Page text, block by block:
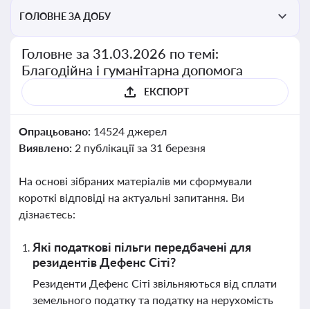
ГОЛОВНЕ ЗА ДОБУ
Головне за 31.03.2026 по темі:
Благодійна і гуманітарна допомога
ЕКСПОРТ
Опрацьовано: 14524 джерел
Виявлено: 2 публікації за 31 березня
На основі зібраних матеріалів ми сформували
короткі відповіді на актуальні запитання. Ви
дізнаєтесь:
Які податкові пільги передбачені для
резидентів Дефенс Сіті?
Резиденти Дефенс Сіті звільняються від сплати
земельного податку та податку на нерухомість